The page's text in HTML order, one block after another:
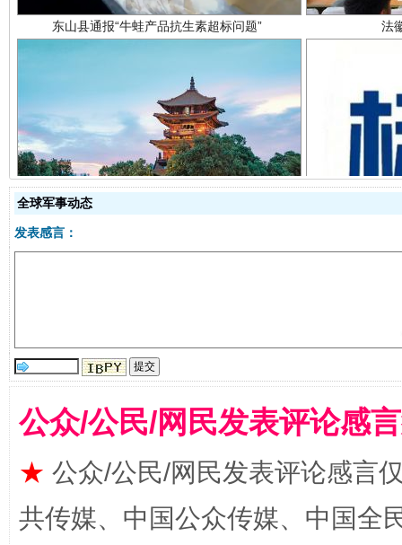
千年窑火 生生不息
全球军事动态
发表感言：
公众/公民/网民发表评论感
★ 公众/公民/网民发表评论感言
共传媒、中国公众传媒、中国全